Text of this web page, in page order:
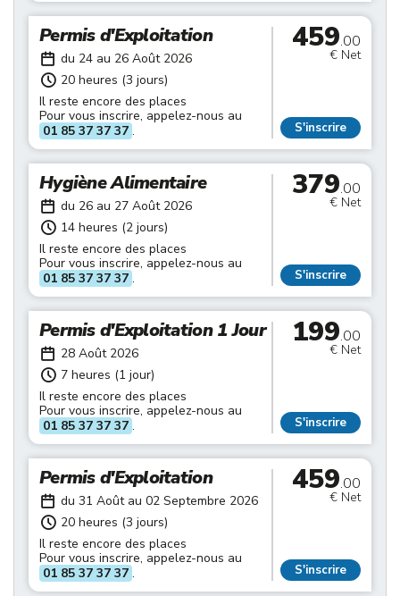
Permis d'Exploitation
du 24 au 26 Août 2026
20 heures (3 jours)
Il reste encore des places
Pour vous inscrire, appelez-nous au
01 85 37 37 37 .
459.00
€ Net
S'inscrire
Hygiène Alimentaire
du 26 au 27 Août 2026
14 heures (2 jours)
Il reste encore des places
Pour vous inscrire, appelez-nous au
01 85 37 37 37 .
379.00
€ Net
S'inscrire
Permis d'Exploitation 1 Jour
28 Août 2026
7 heures (1 jour)
Il reste encore des places
Pour vous inscrire, appelez-nous au
01 85 37 37 37 .
199.00
€ Net
S'inscrire
Permis d'Exploitation
du 31 Août au 02 Septembre 2026
20 heures (3 jours)
Il reste encore des places
Pour vous inscrire, appelez-nous au
01 85 37 37 37 .
459.00
€ Net
S'inscrire